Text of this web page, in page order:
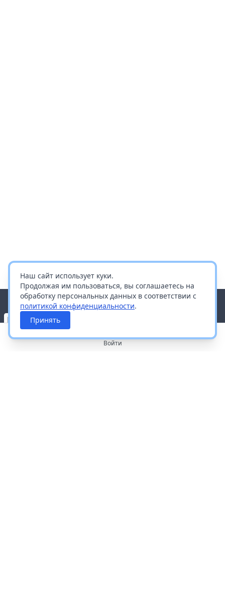
Наш сайт использует куки.
Продолжая им пользоваться, вы соглашаетесь на
обработку персональных данных в соответствии с
политикой конфиденциальности.
Принять
Войти